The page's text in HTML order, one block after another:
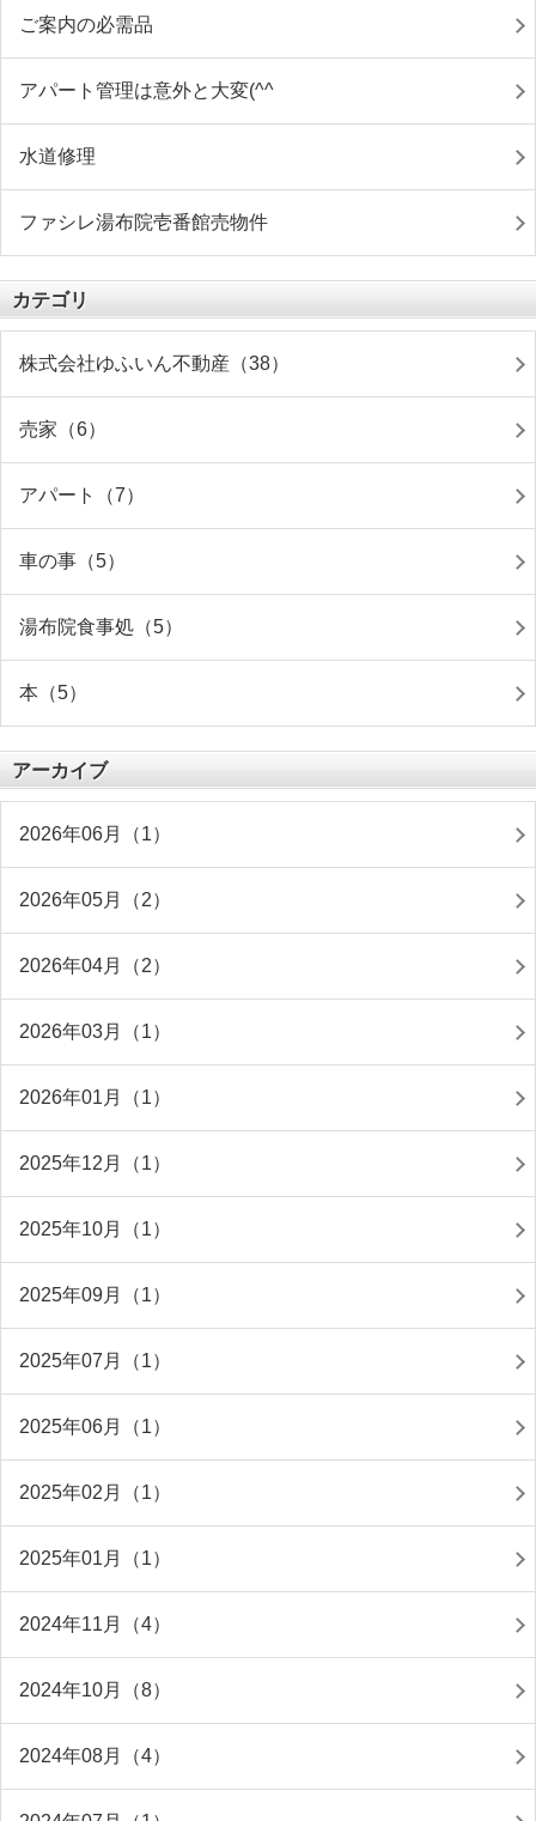
ご案内の必需品
アパート管理は意外と大変(^^ゞ
水道修理
ファシレ湯布院壱番館売物件
カテゴリ
株式会社ゆふいん不動産（38）
売家（6）
アパート（7）
車の事（5）
湯布院食事処（5）
本（5）
アーカイブ
2026年06月（1）
2026年05月（2）
2026年04月（2）
2026年03月（1）
2026年01月（1）
2025年12月（1）
2025年10月（1）
2025年09月（1）
2025年07月（1）
2025年06月（1）
2025年02月（1）
2025年01月（1）
2024年11月（4）
2024年10月（8）
2024年08月（4）